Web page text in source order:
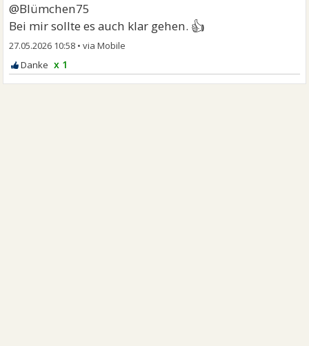
@Blümchen75
Bei mir sollte es auch klar gehen. 👍
27.05.2026 10:58 •
x 1